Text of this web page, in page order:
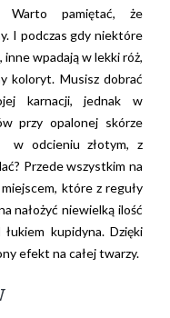
Warto pamiętać, że
I podczas gdy niektóre
inne wpadają w lekki róż,
koloryt. Musisz dobrać
karnacji, jednak w
przy opalonej skórze
w odcieniu złotym, z
Przede wszystkim na
które z reguły
nałożyć niewielką ilość
kupidyna. Dzięki
efekt na całej twarzy.